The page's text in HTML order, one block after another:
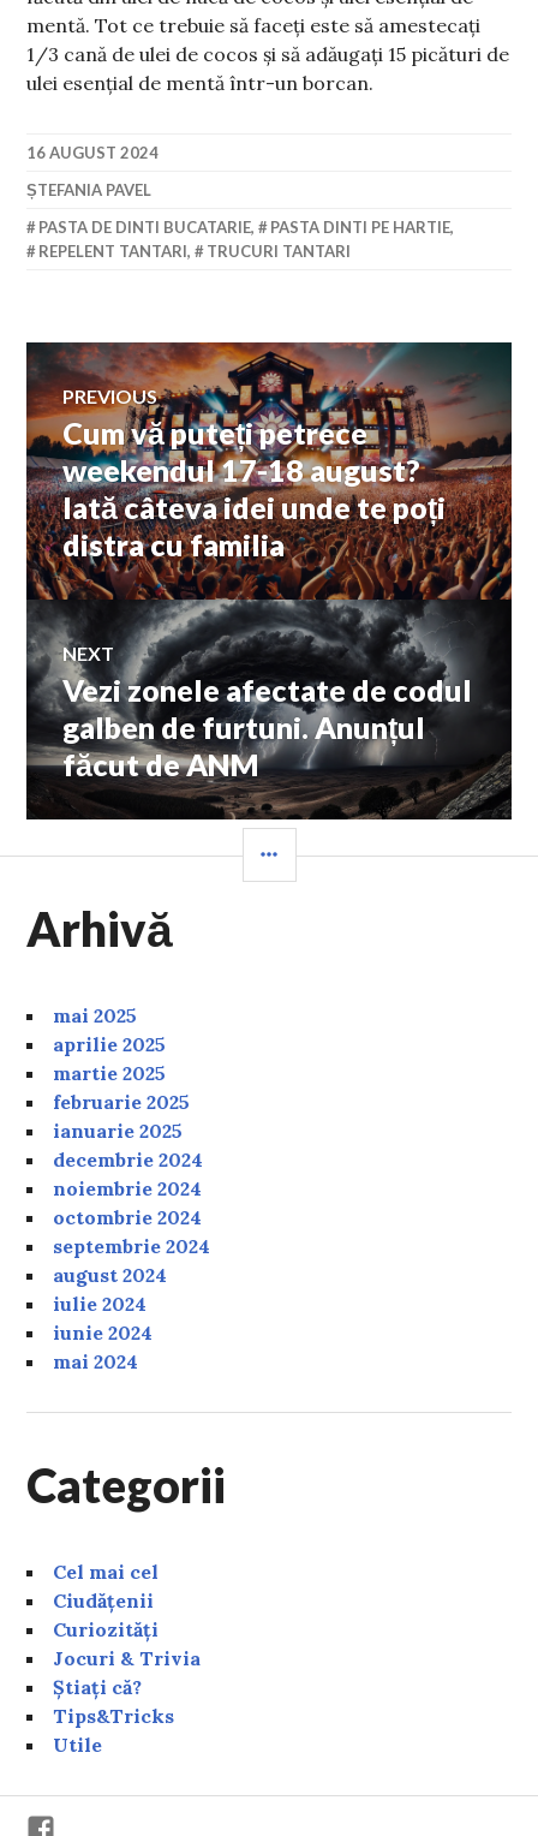
mentă. Tot ce trebuie să faceți este să amestecați
1/3 cană de ulei de cocos și să adăugați 15 picături de
ulei esențial de mentă într-un borcan.
16 AUGUST 2024
ȘTEFANIA PAVEL
PASTA DE DINTI BUCATARIE, PASTA DINTI PE HARTIE,
REPELENT TANTARI, TRUCURI TANTARI
Navigare
în
articole
PREVIOUS
Previous
post:
Cum vă puteți petrece
weekendul 17-18 august?
Iată câteva idei unde te poți
distra cu familia
NEXT
Next
post:
Vezi zonele afectate de codul
galben de furtuni. Anunțul
făcut de ANM
Arhivă
mai 2025
aprilie 2025
martie 2025
februarie 2025
ianuarie 2025
decembrie 2024
noiembrie 2024
octombrie 2024
septembrie 2024
august 2024
iulie 2024
iunie 2024
mai 2024
Categorii
Cel mai cel
Ciudățenii
Curiozități
Jocuri & Trivia
Știați că?
Tips&Tricks
Utile